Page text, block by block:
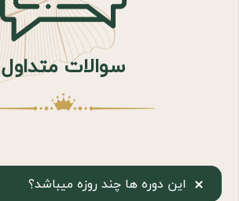
سوالات متداول
اين دوره ها چند روزه ميباشد؟